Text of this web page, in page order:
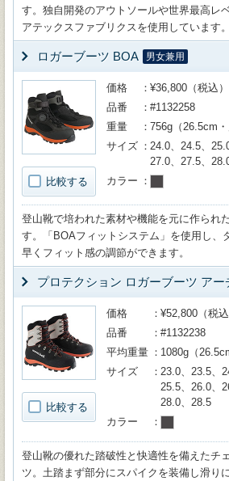
す。独自開発のアウトソールや世界最高レ
アテックスファブリクスを使用しています。
ロガーブーツ BOA 男女兼用
比較する
価格
¥36,800（税込）
品番
#1132258
重量
756g（26.5cm・
サイズ
24.0、24.5、
27.0、27.5、
カラー
登山靴で培われた素材や機能を元に作られ
す。「BOAフィットシステム」を使用し、
早くフィット感の調節ができます。
プロテクション ロガーブーツ アー
比較する
価格
¥52,800（税込
品番
#1132238
平均重量
1080g（
サイズ
23.0、23.5、
25.5、26.0、
28.0、28.5
カラー
登山靴の優れた踏破性と快適性を備えたチ
ツ。土踏まず部分にスパイクを装備し滑り